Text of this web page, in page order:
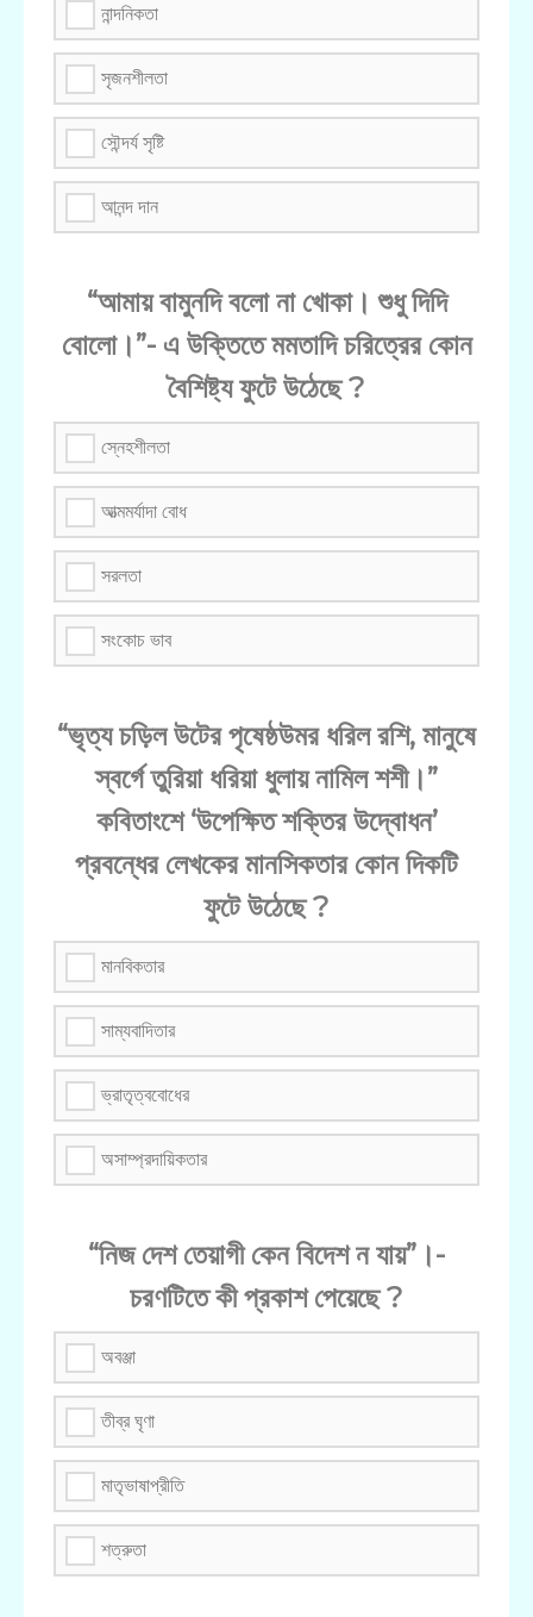
নান্দনিকতা
সৃজনশীলতা
সৌন্দর্য সৃষ্টি
আনন্দ দান
“আমায় বামুনদি বলো না খোকা। শুধু দিদি
বোলো।”- এ উক্তিতে মমতাদি চরিত্রের কোন
বৈশিষ্ট্য ফুটে উঠেছে ?
স্নেহশীলতা
আত্মমর্যাদা বোধ
সরলতা
সংকোচ ভাব
“ভৃত্য চড়িল উটের পৃষেষ্ঠউমর ধরিল রশি, মানুষে
স্বর্গে তুরিয়া ধরিয়া ধুলায় নামিল শশী।”
কবিতাংশে ‘উপেক্ষিত শক্তির উদ্বোধন’
প্রবন্ধের লেখকের মানসিকতার কোন দিকটি
ফুটে উঠেছে ?
মানবিকতার
সাম্যবাদিতার
ভ্রাতৃত্ববোধের
অসাম্প্রদায়িকতার
“নিজ দেশ তেয়াগী কেন বিদেশ ন যায়”।-
চরণটিতে কী প্রকাশ পেয়েছে ?
অবঞ্জা
তীব্র ঘৃণা
মাতৃভাষাপ্রীতি
শত্রুতা